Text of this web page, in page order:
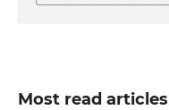
Most read